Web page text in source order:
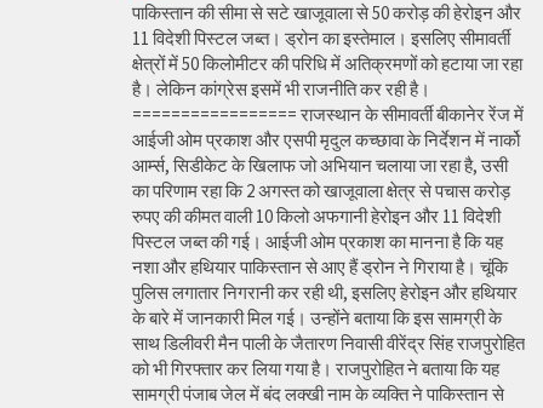
पाकिस्तान की सीमा से सटे खाजूवाला से 50 करोड़ की हेरोइन और
11 विदेशी पिस्टल जब्त। ड्रोन का इस्तेमाल। इसलिए सीमावर्ती
क्षेत्रों में 50 किलोमीटर की परिधि में अतिक्रमणों को हटाया जा रहा
है। लेकिन कांग्रेस इसमें भी राजनीति कर रही है।
================= राजस्थान के सीमावर्ती बीकानेर रेंज में
आईजी ओम प्रकाश और एसपी मृदुल कच्छावा के निर्देशन में नार्को
आर्म्स, सिडीकेट के खिलाफ जो अभियान चलाया जा रहा है, उसी
का परिणाम रहा कि 2 अगस्त को खाजूवाला क्षेत्र से पचास करोड़
रुपए की कीमत वाली 10 किलो अफगानी हेरोइन और 11 विदेशी
पिस्टल जब्त की गई। आईजी ओम प्रकाश का मानना है कि यह
नशा और हथियार पाकिस्तान से आए हैं ड्रोन ने गिराया है। चूंकि
पुलिस लगातार निगरानी कर रही थी, इसलिए हेरोइन और हथियार
के बारे में जानकारी मिल गई। उन्होंने बताया कि इस सामग्री के
साथ डिलीवरी मैन पाली के जैतारण निवासी वीरेंद्र सिंह राजपुरोहित
को भी गिरफ्तार कर लिया गया है। राजपुरोहित ने बताया कि यह
सामग्री पंजाब जेल में बंद लक्खी नाम के व्यक्ति ने पाकिस्तान से